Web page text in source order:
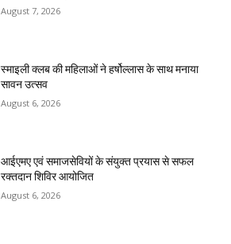
August 7, 2026
स्माइली क्लब की महिलाओं ने हर्षोल्लास के साथ मनाया
सावन उत्सव
August 6, 2026
आईएमए एवं समाजसेवियों के संयुक्त प्रयास से सफल
रक्तदान शिविर आयोजित
August 6, 2026